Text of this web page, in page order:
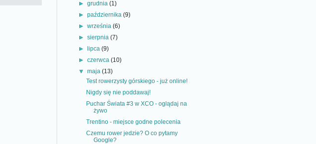
►grudnia(1)
►października(9)
►września(6)
►sierpnia(7)
►lipca(9)
►czerwca(10)
▼maja(13)
Test rowerzysty górskiego - już online!
Nigdy się nie poddawaj!
Puchar Świata #3 w XCO - oglądaj na
żywo
Trentino - miejsce godne polecenia
Czemu rower jedzie? O co pytamy
Google?